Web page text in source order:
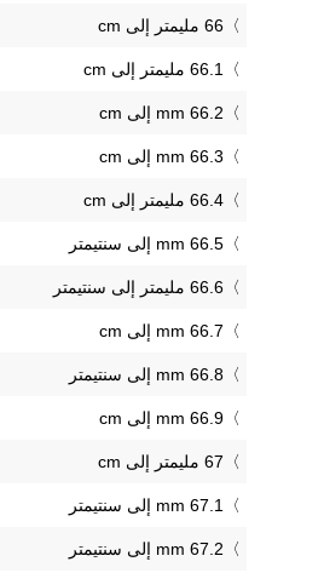
66 مليمتر إلى cm
66.1 مليمتر إلى cm
66.2 mm إلى cm
66.3 mm إلى cm
66.4 مليمتر إلى cm
66.5 mm إلى سنتيمتر
66.6 مليمتر إلى سنتيمتر
66.7 mm إلى cm
66.8 mm إلى سنتيمتر
66.9 mm إلى cm
67 مليمتر إلى cm
67.1 mm إلى سنتيمتر
67.2 mm إلى سنتيمتر